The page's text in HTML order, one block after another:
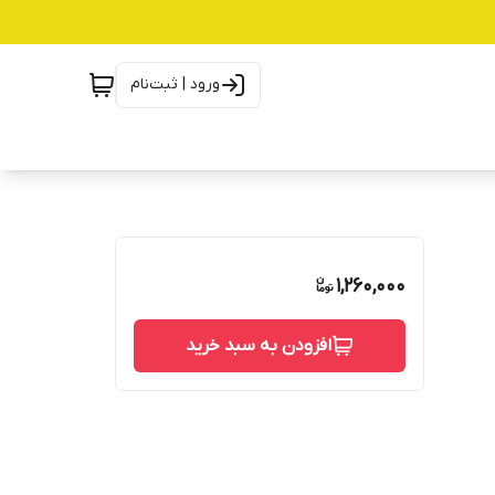
ورود | ثبت‌نام
1,260,000
افزودن به سبد خرید